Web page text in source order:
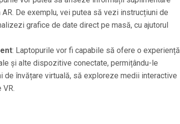
De exemplu, vei putea să vezi instrucțiuni de
grafice de date direct pe masă, cu ajutorul
: Laptopurile vor fi capabile să ofere o experiență
și alte dispozitive conectate, permițându-le
învățare virtuală, să exploreze medii interactive